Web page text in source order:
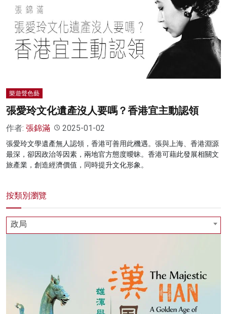
影片
名家榜
樂遊聲色藝
張愛玲文化遺產沒人要嗎？香港宜主動認領
作者: 張錦滿 2025-01-02
張愛玲文學遺產無人認領，香港可善用此機遇。張與上海、香港淵源
最深，卻因政治等因素，兩地官方態度曖昧。香港可藉此發展相關文
旅產業，創造經濟價值，同時提升文化形象。
按類別瀏覽
政局